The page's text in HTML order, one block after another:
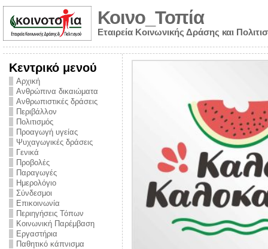
Κοινο_Τοπία
Εταιρεία Κοινωνικής Δράσης και
Κεντρικό μενού
Αρχική
Ανθρώπινα δικαιώματα
Ανθρωπιστικές δράσεις
Περιβάλλον
Πολιτισμός
Προαγωγή υγείας
Ψυχαγωγικές δράσεις
Γενικά
Προβολές
Παραγωγές
Ημερολόγιο
Σύνδεσμοι
Επικοινωνία
Περιηγήσεις Τόπων
Κοινωνική Παρέμβαση
Εργαστήρια
Παθητικό κάπνισμα
από την
την ημέρα
και
στο